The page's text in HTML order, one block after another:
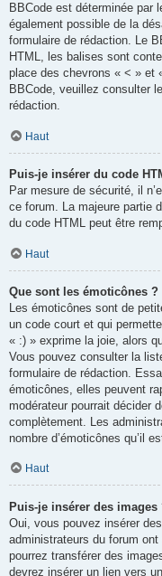
BBCode est déterminée par
également possible de la
formulaire de rédaction. Le
HTML, les balises sont
place des chevrons « < » et
BBCode, veuillez consulter
rédaction.
Haut
Puis-je insérer du code
Par mesure de sécurité, il
ce forum. La majeure partie
du code HTML peut être
Haut
Que sont les émoticônes ?
Les émoticônes sont de
un code court et qui
« :) » exprime la joie, alors
Vous pouvez consulter la
formulaire de rédaction.
émoticônes, elles peuvent
modérateur pourrait décider
complètement. Les
nombre d’émoticônes qu’il
Haut
Puis-je insérer des images
Oui, vous pouvez insérer
administrateurs du forum
pourrez transférer des
devrez insérer un lien vers